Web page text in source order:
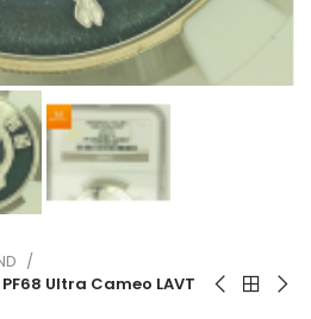
Ultra Cameo LAVT